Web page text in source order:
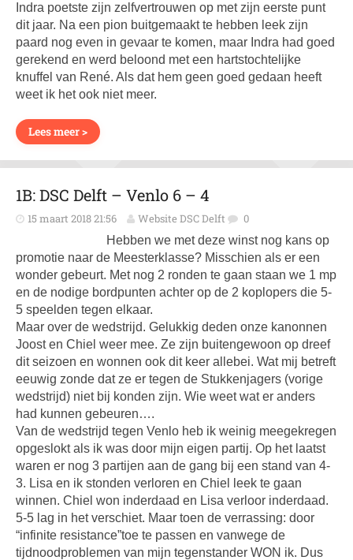
Indra poetste zijn zelfvertrouwen op met zijn eerste punt
dit jaar. Na een pion buitgemaakt te hebben leek zijn
paard nog even in gevaar te komen, maar Indra had goed
gerekend en werd beloond met een hartstochtelijke
knuffel van René. Als dat hem geen goed gedaan heeft
weet ik het ook niet meer.
Lees meer >
1B: DSC Delft – Venlo 6 – 4
15 maart 2018 21:56 Website DSC Delft 0
Hebben we met deze winst nog kans op
promotie naar de Meesterklasse? Misschien als er een
wonder gebeurt. Met nog 2 ronden te gaan staan we 1 mp
en de nodige bordpunten achter op de 2 koplopers die 5-
5 speelden tegen elkaar.
Maar over de wedstrijd. Gelukkig deden onze kanonnen
Joost en Chiel weer mee. Ze zijn buitengewoon op dreef
dit seizoen en wonnen ook dit keer allebei. Wat mij betreft
eeuwig zonde dat ze er tegen de Stukkenjagers (vorige
wedstrijd) niet bij konden zijn. Wie weet wat er anders
had kunnen gebeuren….
Van de wedstrijd tegen Venlo heb ik weinig meegekregen
opgeslokt als ik was door mijn eigen partij. Op het laatst
waren er nog 3 partijen aan de gang bij een stand van 4-
3. Lisa en ik stonden verloren en Chiel leek te gaan
winnen. Chiel won inderdaad en Lisa verloor inderdaad.
5-5 lag in het verschiet. Maar toen de verrassing: door
“infinite resistance”toe te passen en vanwege de
tijdnoodproblemen van mijn tegenstander WON ik. Dus